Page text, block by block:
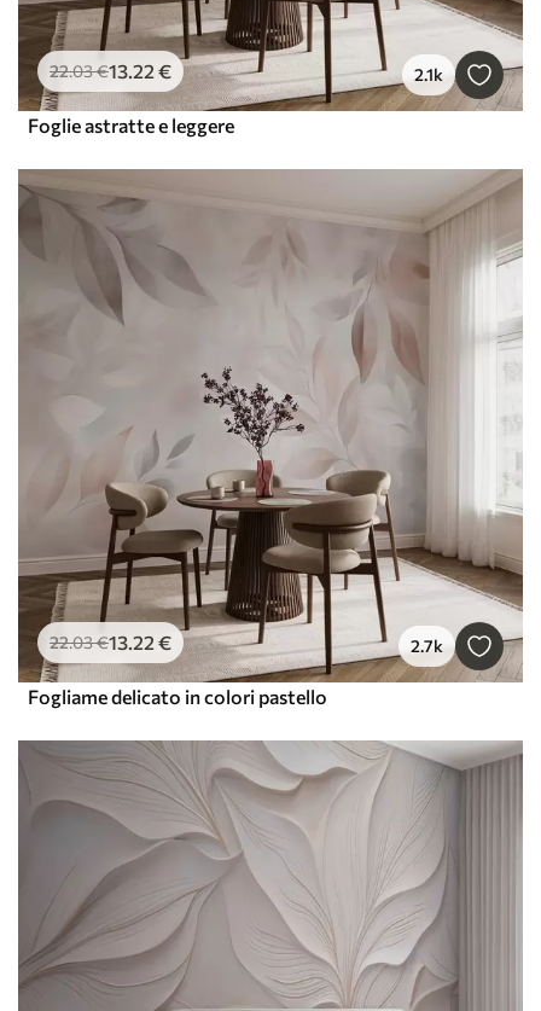
22.03€13.22 € 2.1k
Foglie astratte e leggere
22.03€13.22 € 2.7k
Fogliame delicato in colori pastello